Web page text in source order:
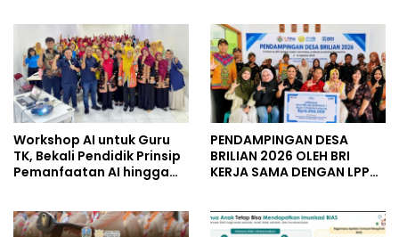
dan Perintis Kemerdekaan
UMKM
Workshop AI untuk Guru
TK, Bekali Pendidik Prinsip
Pemanfaatan AI hingga
PENDAMPINGAN DESA
BRILIAN 2026 OLEH BRI
KERJA SAMA DENGAN LPPM